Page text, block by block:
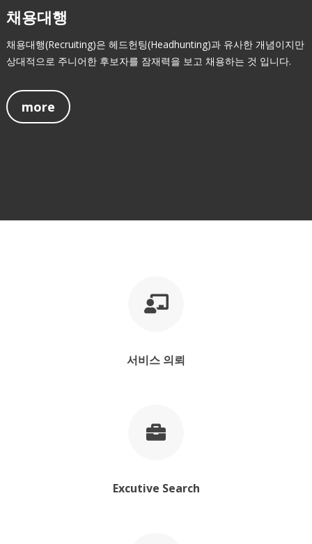
채용대행
채용대행(Recruiting)은 헤드헌팅(Headhunting)과 유사한 개념이지만
상대적으로 주니어한 후보자를 잠재력을 보고 채용하는 것 입니다.
more
서비스 의뢰
Excutive Search